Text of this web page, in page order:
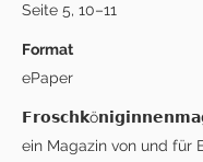
Seite 5, 10–11
Format
ePaper
ein Magazin von und für